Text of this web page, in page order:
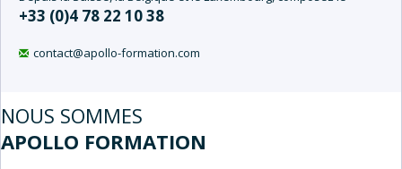
+33 (0)4 78 22 10 38
contact@apollo-formation.com
NOUS SOMMES
APOLLO FORMATION